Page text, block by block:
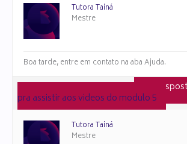
Tutora Tainá
Mestre
Boa tarde, entre em contato na aba Ajuda.
em
pra assistir aos videos do modulo 5
Tutora Tainá
Mestre